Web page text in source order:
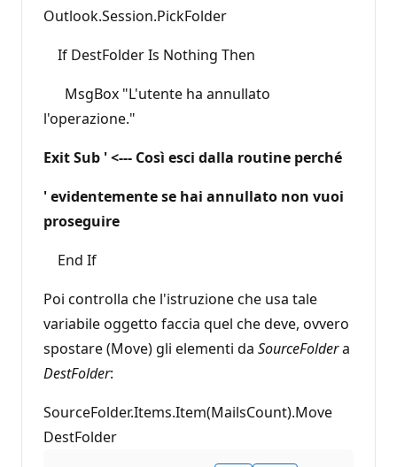
Outlook.Session.PickFolder
If DestFolder Is Nothing Then
MsgBox "L'utente ha annullato
l'operazione."
Exit Sub ' <--- Così esci dalla routine perché
' evidentemente se hai annullato non vuoi
proseguire
End If
Poi controlla che l'istruzione che usa tale
variabile oggetto faccia quel che deve, ovvero
spostare (Move) gli elementi da SourceFoldera
DestFolder:
SourceFolder.Items.Item(MailsCount).Move
DestFolder